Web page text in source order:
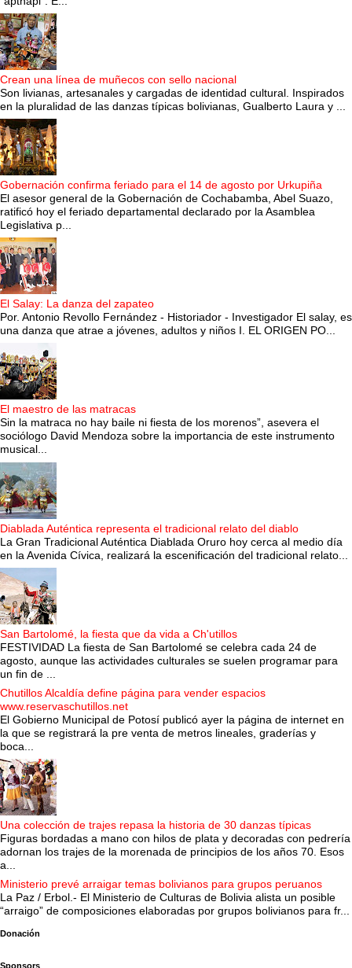
Crean una línea de muñecos con sello nacional
Son livianas, artesanales y cargadas de identidad cultural. Inspirados
en la pluralidad de las danzas típicas bolivianas, Gualberto Laura y ...
Gobernación confirma feriado para el 14 de agosto por Urkupiña
El asesor general de la Gobernación de Cochabamba, Abel Suazo,
ratificó hoy el feriado departamental declarado por la Asamblea
Legislativa p...
El Salay: La danza del zapateo
Por. Antonio Revollo Fernández - Historiador - Investigador El salay, es
una danza que atrae a jóvenes, adultos y niños I. EL ORIGEN PO...
El maestro de las matracas
Sin la matraca no hay baile ni fiesta de los morenos”, asevera el
sociólogo David Mendoza sobre la importancia de este instrumento
musical...
Diablada Auténtica representa el tradicional relato del diablo
La Gran Tradicional Auténtica Diablada Oruro hoy cerca al medio día
en la Avenida Cívica, realizará la escenificación del tradicional relato...
San Bartolomé, la fiesta que da vida a Ch'utillos
FESTIVIDAD La fiesta de San Bartolomé se celebra cada 24 de
agosto, aunque las actividades culturales se suelen programar para
un fin de ...
Chutillos Alcaldía define página para vender espacios
www.reservaschutillos.net
El Gobierno Municipal de Potosí publicó ayer la página de internet en
la que se registrará la pre venta de metros lineales, graderías y
boca...
Una colección de trajes repasa la historia de 30 danzas típicas
Figuras bordadas a mano con hilos de plata y decoradas con pedrería
adornan los trajes de la morenada de principios de los años 70. Esos
a...
Ministerio prevé arraigar temas bolivianos para grupos peruanos
La Paz / Erbol.- El Ministerio de Culturas de Bolivia alista un posible
“arraigo” de composiciones elaboradas por grupos bolivianos para fr...
Donación
Sponsors